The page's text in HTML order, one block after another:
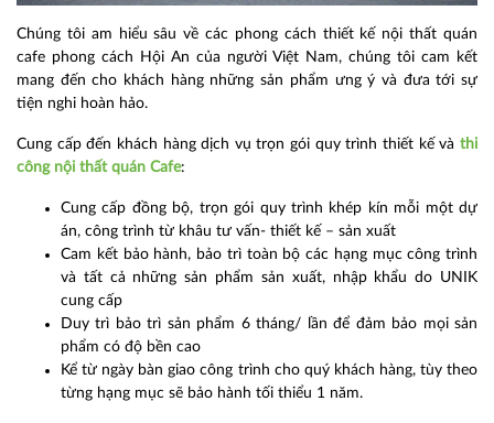
Chúng tôi am hiểu sâu về các phong cách thiết kế nội thất quán
cafe phong cách Hội An của người Việt Nam, chúng tôi cam kết
mang đến cho khách hàng những sản phẩm ưng ý và đưa tới sự
tiện nghi hoàn hảo.
Cung cấp đến khách hàng dịch vụ trọn gói quy trình thiết kế và thi
công nội thất quán Cafe:
Cung cấp đồng bộ, trọn gói quy trình khép kín mỗi một dự
án, công trình từ khâu tư vấn- thiết kế – sản xuất
Cam kết bảo hành, bảo trì toàn bộ các hạng mục công trình
và tất cả những sản phẩm sản xuất, nhập khẩu do UNIK
cung cấp
Duy trì bảo trì sản phẩm 6 tháng/ lần để đảm bảo mọi sản
phẩm có độ bền cao
Kể từ ngày bàn giao công trình cho quý khách hàng, tùy theo
từng hạng mục sẽ bảo hành tối thiểu 1 năm.